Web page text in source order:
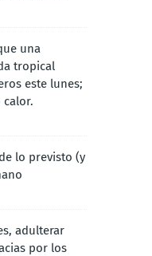
una
tropical
este lunes;
calor.
lo previsto (y
adulterar
por los